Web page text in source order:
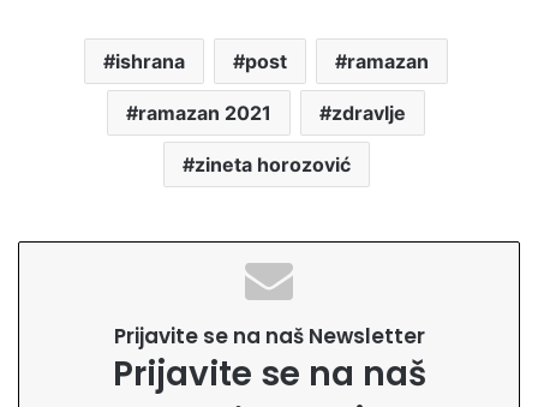
ishrana post ramazan
ramazan 2021 zdravlje
zineta horozović
Prijavite se na naš Newsletter
Prijavite se na naš